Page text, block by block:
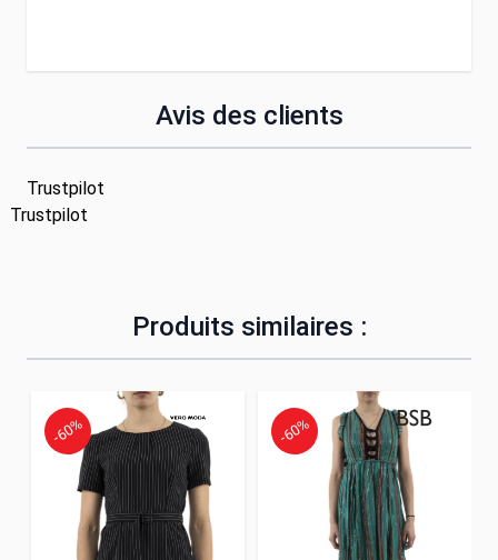
Avis des clients
Trustpilot
Trustpilot
Produits similaires :
-60% -60%